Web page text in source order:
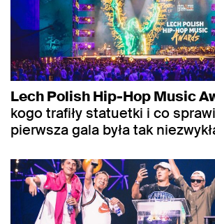
Lech Polish Hip-Hop Music
kogo trafiły statuetki i co
pierwsza gala była tak